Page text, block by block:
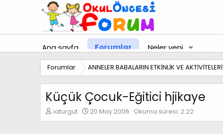
Ana sayfa Forumlar Neler yeni
Forumlar ANNELER BABALARIN ETKİNLİK VE AKTİVİTELERİ
Küçük Çocuk-Eğitici hjikaye
K
o
iaturgut
B
a
20 May 2006 Okuma süresi: 2:22